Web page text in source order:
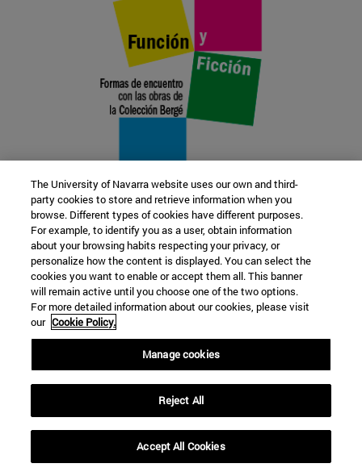
22 SEP
FUNCIÓN Y FICCIÓN. Varios artistas
Más información
The University of Navarra website uses our own and third-
party cookies to store and retrieve information when you
browse. Different types of cookies have different purposes.
For example, to identify you as a user, obtain information
about your browsing habits respecting your privacy, or
personalize how the content is displayed. You can select the
cookies you want to enable or accept them all. This banner
will remain active until you choose one of the two options.
For more detailed information about our cookies, please visit
our Cookie Policy.
Manage cookies
Reject All
Accept All Cookies